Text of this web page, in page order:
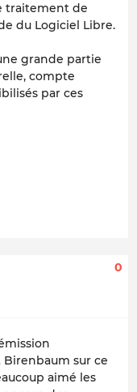
traitement de
du Logiciel Libre.
grande partie
compte
par ces
0
sur ce
aimé les